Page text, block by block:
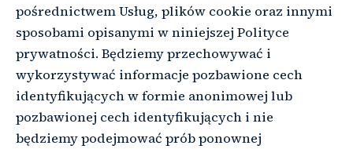
pośrednictwem Usług, plików cookie oraz innymi
sposobami opisanymi w niniejszej Polityce
prywatności. Będziemy przechowywać i
wykorzystywać informacje pozbawione cech
identyfikujących w formie anonimowej lub
pozbawionej cech identyfikujących i nie
będziemy podejmować prób ponownej